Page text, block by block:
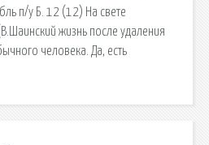
п/у Б. 12 (12) На свете
жизнь после удаления
человека. Да, есть